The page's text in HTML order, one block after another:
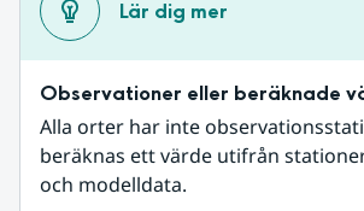
Lär dig mer
Observationer eller beräknade
Alla orter har inte
beräknas ett värde utifrån
och modelldata.